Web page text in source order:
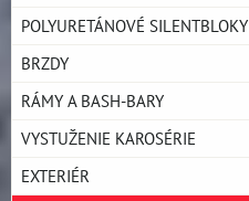
POLYURETÁNOVÉ SILENTBLOKY
BRZDY
RÁMY A BASH-BARY
VYSTUŽENIE KAROSÉRIE
EXTERIÉR